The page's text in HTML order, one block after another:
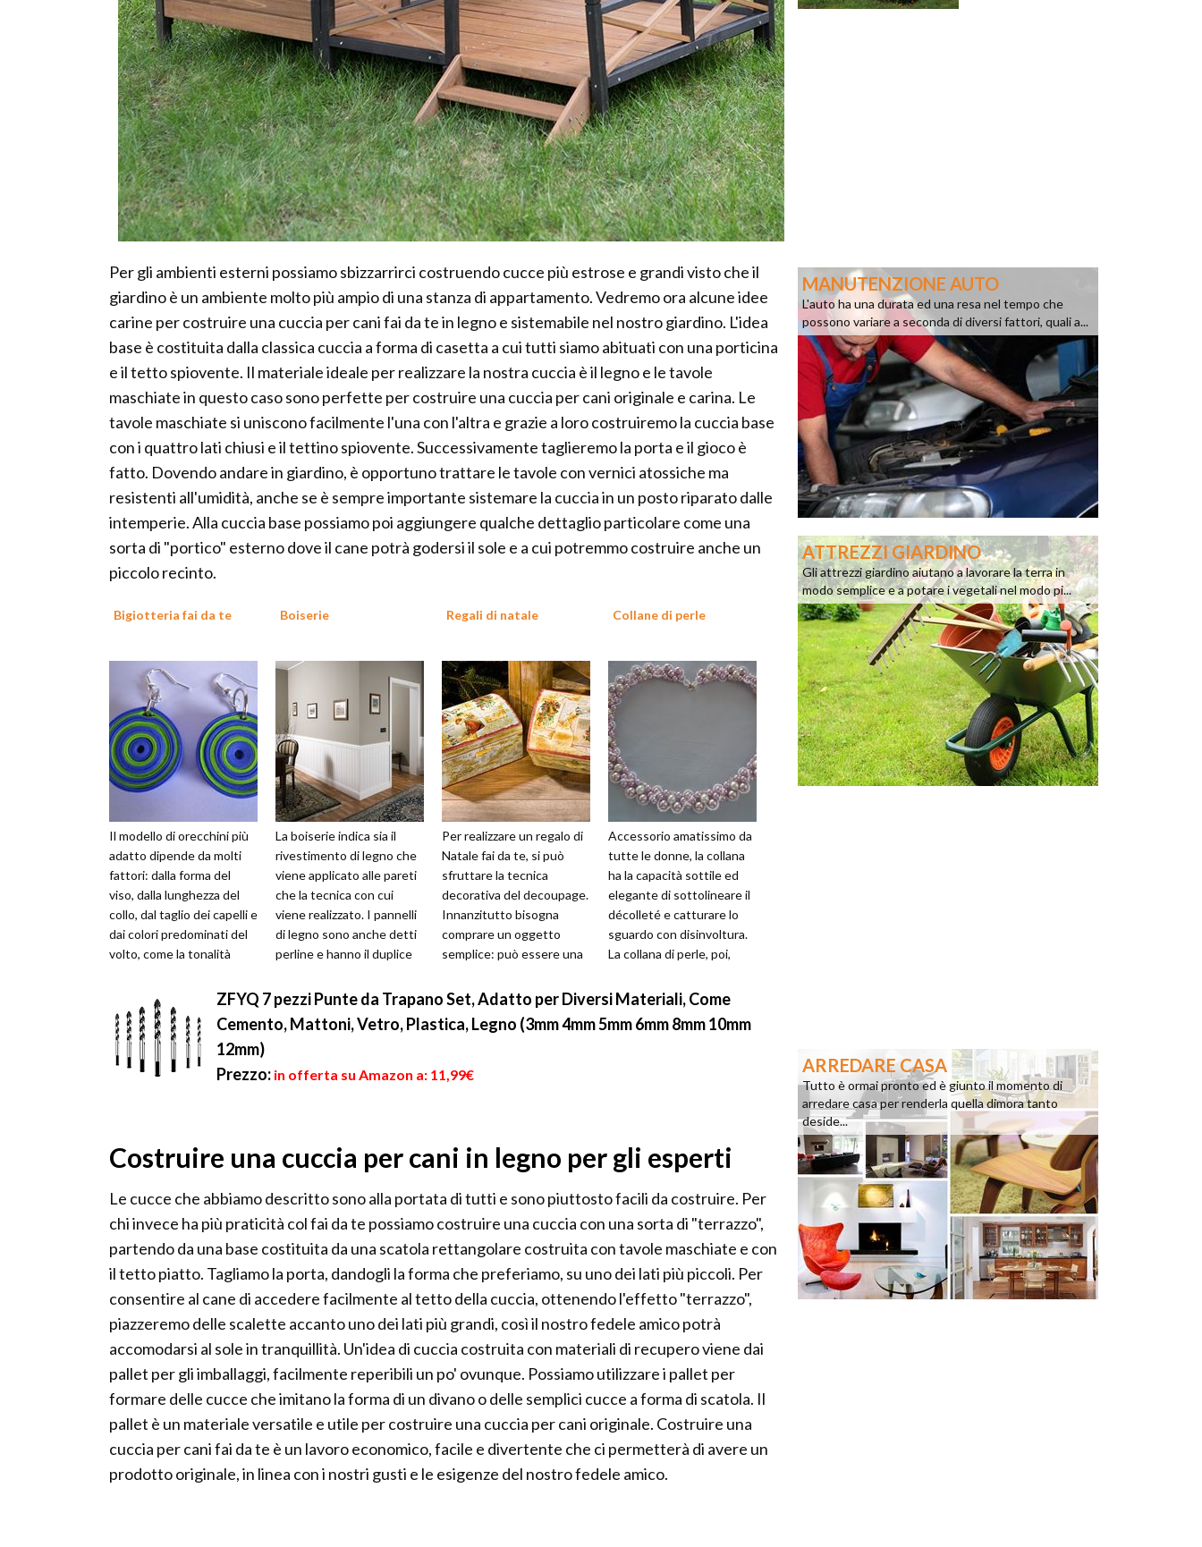
Per gli ambienti esterni possiamo sbizzarrirci costruendo cucce più estrose e grandi visto che il
giardino è un ambiente molto più ampio di una stanza di appartamento. Vedremo ora alcune idee
carine per costruire una cuccia per cani fai da te in legno e sistemabile nel nostro giardino. L'idea
base è costituita dalla classica cuccia a forma di casetta a cui tutti siamo abituati con una porticina
e il tetto spiovente. Il materiale ideale per realizzare la nostra cuccia è il legno e le tavole
maschiate in questo caso sono perfette per costruire una cuccia per cani originale e carina. Le
tavole maschiate si uniscono facilmente l'una con l'altra e grazie a loro costruiremo la cuccia base
con i quattro lati chiusi e il tettino spiovente. Successivamente taglieremo la porta e il gioco è
fatto. Dovendo andare in giardino, è opportuno trattare le tavole con vernici atossiche ma
resistenti all'umidità, anche se è sempre importante sistemare la cuccia in un posto riparato dalle
intemperie. Alla cuccia base possiamo poi aggiungere qualche dettaglio particolare come una
sorta di "portico" esterno dove il cane potrà godersi il sole e a cui potremmo costruire anche un
piccolo recinto.
Bigiotteria fai da te
Il modello di orecchini più
adatto dipende da molti
fattori: dalla forma del
viso, dalla lunghezza del
collo, dal taglio dei capelli e
dai colori predominati del
volto, come la tonalità
Boiserie
La boiserie indica sia il
rivestimento di legno che
viene applicato alle pareti
che la tecnica con cui
viene realizzato. I pannelli
di legno sono anche detti
perline e hanno il duplice
Regali di natale
Per realizzare un regalo di
Natale fai da te, si può
sfruttare la tecnica
decorativa del decoupage.
Innanzitutto bisogna
comprare un oggetto
semplice: può essere una
per fior...
Collane di perle
Accessorio amatissimo da
tutte le donne, la collana
ha la capacità sottile ed
elegante di sottolineare il
décolleté e catturare lo
sguardo con disinvoltura.
La collana di perle, poi,
ZFYQ 7 pezzi Punte da Trapano Set, Adatto per Diversi Materiali, Come
Cemento, Mattoni, Vetro, Plastica, Legno (3mm 4mm 5mm 6mm 8mm 10mm
12mm)
Prezzo: in offerta su Amazon a: 11,99€
Costruire una cuccia per cani in legno per gli esperti
Le cucce che abbiamo descritto sono alla portata di tutti e sono piuttosto facili da costruire. Per
chi invece ha più praticità col fai da te possiamo costruire una cuccia con una sorta di "terrazzo",
partendo da una base costituita da una scatola rettangolare costruita con tavole maschiate e con
il tetto piatto. Tagliamo la porta, dandogli la forma che preferiamo, su uno dei lati più piccoli. Per
consentire al cane di accedere facilmente al tetto della cuccia, ottenendo l'effetto "terrazzo",
piazzeremo delle scalette accanto uno dei lati più grandi, così il nostro fedele amico potrà
accomodarsi al sole in tranquillità. Un'idea di cuccia costruita con materiali di recupero viene dai
pallet per gli imballaggi, facilmente reperibili un po' ovunque. Possiamo utilizzare i pallet per
formare delle cucce che imitano la forma di un divano o delle semplici cucce a forma di scatola. Il
pallet è un materiale versatile e utile per costruire una cuccia per cani originale. Costruire una
cuccia per cani fai da te è un lavoro economico, facile e divertente che ci permetterà di avere un
prodotto originale, in linea con i nostri gusti e le esigenze del nostro fedele amico.
MANUTENZIONE AUTO
L'auto ha una durata ed una resa nel tempo che
possono variare a seconda di diversi fattori, quali a...
ATTREZZI GIARDINO
Gli attrezzi giardino aiutano a lavorare la terra in
modo semplice e a potare i vegetali nel modo pi...
ARREDARE CASA
Tutto è ormai pronto ed è giunto il momento di
arredare casa per renderla quella dimora tanto
deside...